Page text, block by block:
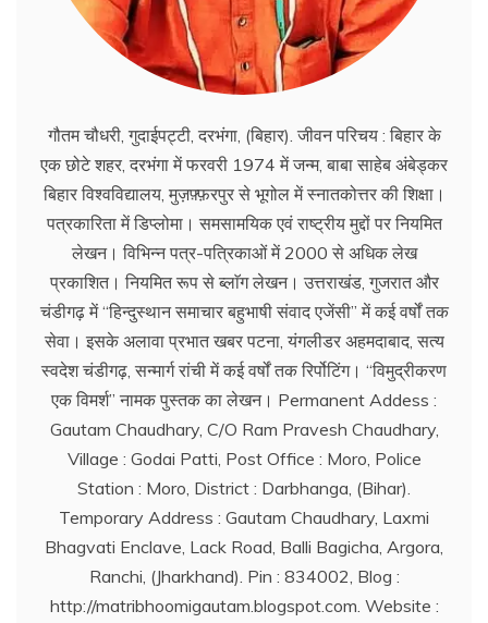
गौतम चौधरी, गुदाईपट्टी, दरभंगा, (बिहार). जीवन परिचय : बिहार के
एक छोटे शहर, दरभंगा में फरवरी 1974 में जन्म, बाबा साहेब अंबेड्कर
बिहार विश्वविद्यालय, मुज़फ़्फ़रपुर से भूगोल में स्नातकोत्तर की शिक्षा।
पत्रकारिता में डिप्लोमा। समसामयिक एवं राष्ट्रीय मुद्दों पर नियमित
लेखन। विभिन्न पत्र-पत्रिकाओं में 2000 से अधिक लेख
प्रकाशित। नियमित रूप से ब्लाॅग लेखन। उत्तराखंड, गुजरात और
चंडीगढ़ में ‘‘हिन्दुस्थान समाचार बहुभाषी संवाद एजेंसी’’ में कई वर्षों तक
सेवा। इसके अलावा प्रभात खबर पटना, यंगलीडर अहमदाबाद, सत्य
स्वदेश चंडीगढ़, सन्मार्ग रांची में कई वर्षों तक रिर्पोटिंग। ‘‘विमुद्रीकरण
एक विमर्श’’ नामक पुस्तक का लेखन। Permanent Addess :
Gautam Chaudhary, C/O Ram Pravesh Chaudhary,
Village : Godai Patti, Post Office : Moro, Police
Station : Moro, District : Darbhanga, (Bihar).
Temporary Address : Gautam Chaudhary, Laxmi
Bhagvati Enclave, Lack Road, Balli Bagicha, Argora,
Ranchi, (Jharkhand). Pin : 834002, Blog :
http://matribhoomigautam.blogspot.com. Website :